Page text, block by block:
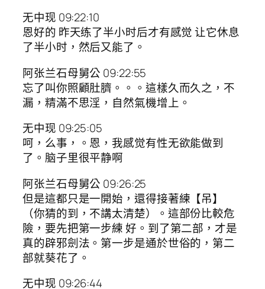
无中现 09:22:10
恩好的 昨天练了半小时后才有感觉 让它休息
了半小时，然后又能了。
阿张兰石母舅公 09:22:55
忘了叫你照顧肚臍。。。這樣久而久之，不
漏，精滿不思淫，自然氣機增上。
无中现 09:25:05
呵，么事，。恩，我感觉有性无欲能做到
了。脑子里很平静啊
阿张兰石母舅公 09:26:25
但是這都只是一開始，還得接著練【吊】
（你猜的到，不講太清楚）。這部份比較危
險，要先把第一步練 好。到了第二部，才是
真的辟邪劍法。第一步是通於世俗的，第二
部就葵花了。
无中现 09:26:44